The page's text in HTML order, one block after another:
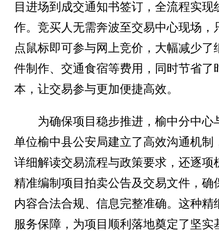
目进场到成交通知书签订，全流程实现
作。竞买人无需奔波至交易中心现场，
点鼠标即可参与网上竞价，大幅减少了
件制作、交通食宿等费用，同时节省了
本，让交易参与更加便捷高效。
为确保项目稳步推进，榆中分中心
单位榆中县公安局建立了高效沟通机制
详细解读交易流程与政策要求，还逐项
精准编制项目拍卖公告及交易文件，确
内容合法合规、信息完整准确。这种精
服务保障，为项目顺利落地奠定了坚实